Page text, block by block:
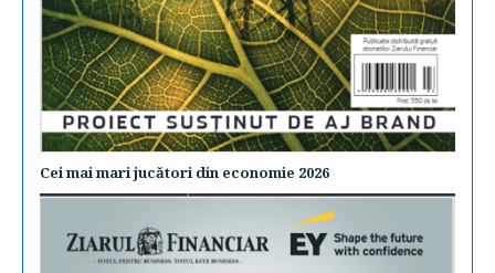
Cei mai mari jucători din economie 2026